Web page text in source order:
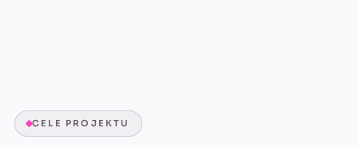
CELE PROJEKTU